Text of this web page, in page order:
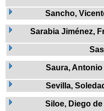
Sancho,
Sarabia Jiménez,
Saura, Antonio
Sevilla,
Siloe, Diego de